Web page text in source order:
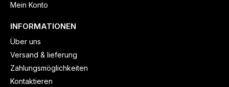
Mein Konto
INFORMATIONEN
Über uns
Versand & lieferung
Zahlungsmöglichkeiten
Kontaktieren